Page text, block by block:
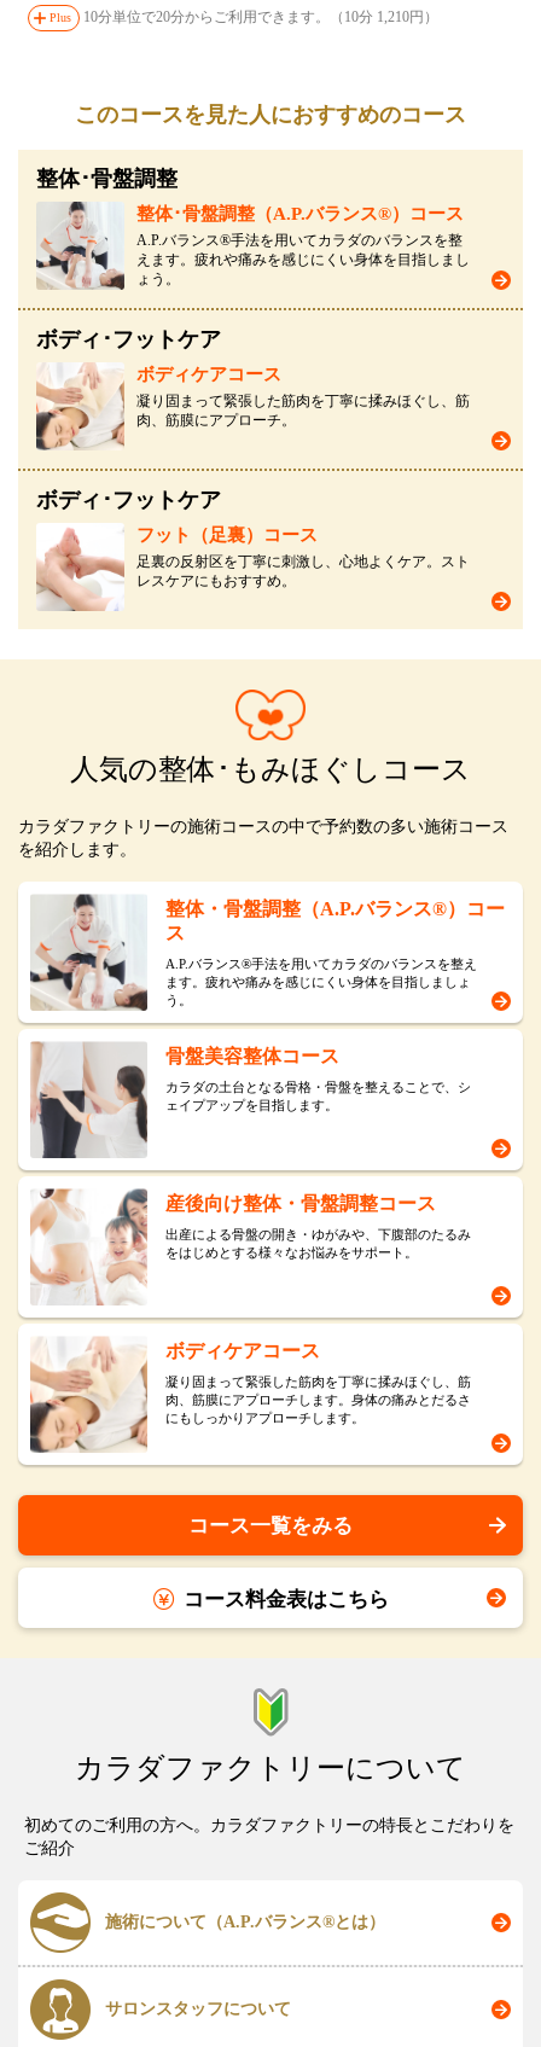
Plus 10分単位で20分からご利用できます。（10分 1,210円）
このコースを見た人におすすめのコース
整体･骨盤調整
整体･骨盤調整（A.P.バランス®）コース
A.P.バランス®手法を用いてカラダのバランスを整
えます。疲れや痛みを感じにくい身体を目指しまし
ょう。
ボディ･フットケア
ボディケアコース
凝り固まって緊張した筋肉を丁寧に揉みほぐし、筋
肉、筋膜にアプローチ。
ボディ･フットケア
フット（足裏）コース
足裏の反射区を丁寧に刺激し、心地よくケア。スト
レスケアにもおすすめ。
人気の整体･もみほぐしコース
カラダファクトリーの施術コースの中で予約数の多い施術コース
を紹介します。
整体・骨盤調整（A.P.バランス®）コー
ス
A.P.バランス®手法を用いてカラダのバランスを整え
ます。疲れや痛みを感じにくい身体を目指しましょ
う。
骨盤美容整体コース
カラダの土台となる骨格・骨盤を整えることで、シ
ェイプアップを目指します。
産後向け整体・骨盤調整コース
出産による骨盤の開き・ゆがみや、下腹部のたるみ
をはじめとする様々なお悩みをサポート。
ボディケアコース
凝り固まって緊張した筋肉を丁寧に揉みほぐし、筋
肉、筋膜にアプローチします。身体の痛みとだるさ
にもしっかりアプローチします。
コース一覧をみる
コース料金表はこちら
カラダファクトリーについて
初めてのご利用の方へ。カラダファクトリーの特長とこだわりを
ご紹介
施術について（A.P.バランス®とは）
サロンスタッフについて